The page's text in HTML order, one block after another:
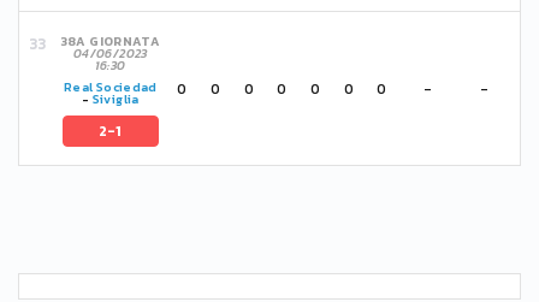
38A GIORNATA
04/06/2023
16:30
Real Sociedad
- Siviglia
2-1
0 0 0 0 0 0 0 - -